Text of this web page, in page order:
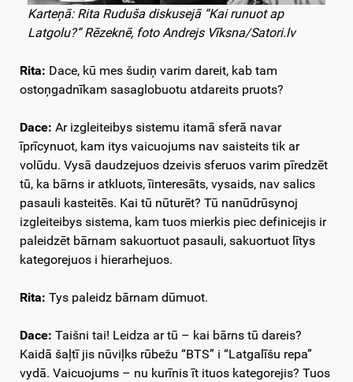
Karteņā: Rita Ruduša diskusejā “Kai runuot ap
Latgolu?” Rēzeknē, foto Andrejs Vīksna/Satori.lv
Rita: Dace, kū mes šudiņ varim dareit, kab tam
ostoņgadnīkam sasaglobuotu atdareits pruots?
Dace: Ar izgleiteibys sistemu itamā sferā navar
īprīcynuot, kam itys vaicuojums nav saisteits tik ar
volūdu. Vysā daudzejuos dzeivis sferuos varim pīredzēt
tū, ka bārns ir atkluots, īinteresāts, vysaids, nav salics
pasauli kasteitēs. Kai tū nūturēt? Tū nanūdrūsynoj
izgleiteibys sistema, kam tuos mierkis piec definicejis ir
paleidzēt bārnam sakuortuot pasauli, sakuortuot lītys
kategorejuos i hierarhejuos.
Rita: Tys paleidz bārnam dūmuot.
Dace: Taišni tai! Leidza ar tū – kai bārns tū dareis?
Kaidā šaļtī jis nūviļks rūbežu “BTS” i “Latgalīšu repa”
vydā. Vaicuojums – nu kurīnis īt ituos kategorejis? Tuos